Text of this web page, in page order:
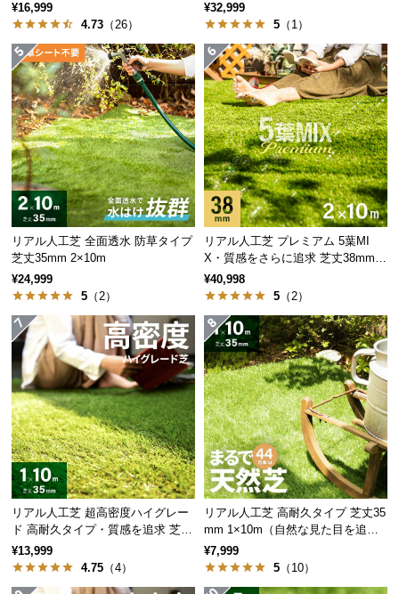
て
お
客
様
サ
ポ
ー
知
ブ
ロ
グ
業
情
報
求・U字ピン付属）
¥16,999
4.73 （26）
35mm 2×10m
¥32,999
5 （1）
リアル人工芝 全面透水 防草タイプ
芝丈35mm 2×10m
¥24,999
5 （2）
リアル人工芝 プレミアム 5葉MI
X・質感をさらに追求 芝丈38mm 2
×10m
¥40,998
5 （2）
リアル人工芝 超高密度ハイグレー
ド 高耐久タイプ・質感を追求 芝丈
35mm 1×10m
¥13,999
4.75 （4）
リアル人工芝 高耐久タイプ 芝丈35
mm 1×10m（自然な見た目を追
求・U字ピン付属）
¥7,999
5 （10）